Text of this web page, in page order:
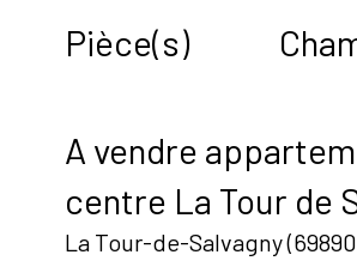
Pièce(s)
A vendre
centre La Tour de
La Tour-de-Salvagny